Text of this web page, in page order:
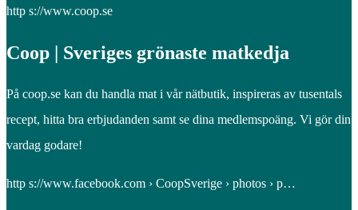
http s://www.coop.se
Coop | Sveriges grönaste matkedja
På coop.se kan du handla mat i vår nätbutik, inspireras av tusentals
recept, hitta bra erbjudanden samt se dina medlemspoäng. Vi gör din
vardag godare!
http s://www.facebook.com › CoopSverige › photos › p…